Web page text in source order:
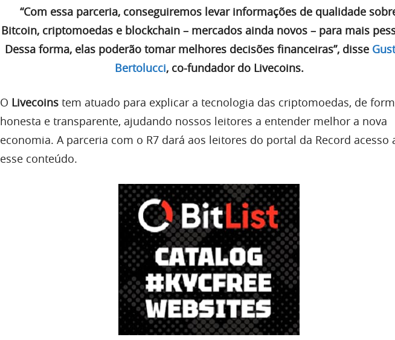
“Com essa parceria, conseguiremos levar informações de qualidade
Bitcoin, criptomoedas e blockchain – mercados ainda novos – para mais
Dessa forma, elas poderão tomar melhores decisões financeiras”, disse
Bertolucci, co-fundador do Livecoins.
O Livecoins tem atuado para explicar a tecnologia das criptomoedas, de
honesta e transparente, ajudando nossos leitores a entender melhor a nova
economia. A parceria com o R7 dará aos leitores do portal da Record acesso
esse conteúdo.